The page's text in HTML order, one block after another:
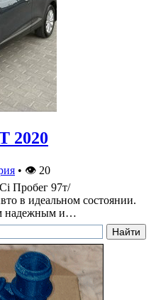
2020
• 👁 20
Пробег 97т/
в идеальном состоянии.
надежным и…